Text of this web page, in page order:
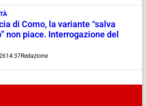
di Como, la variante “salva
non piace. Interrogazione del
14:37Redazione